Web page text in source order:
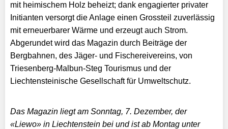
mit heimischem Holz beheizt; dank engagierter privater
Initianten versorgt die Anlage einen Grossteil zuverlässig
mit erneuerbarer Wärme und erzeugt auch Strom.
Abgerundet wird das Magazin durch Beiträge der
Bergbahnen, des Jäger- und Fischereivereins, von
Triesenberg-Malbun-Steg Tourismus und der
Liechtensteinische Gesellschaft für Umweltschutz.
Das Magazin liegt am Sonntag, 7. Dezember, der
«Liewo» in Liechtenstein bei und ist ab Montag unter